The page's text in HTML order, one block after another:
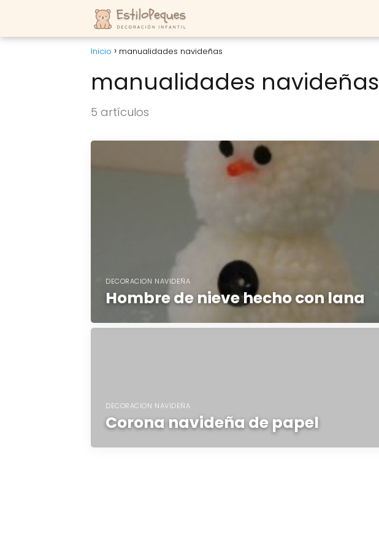
Inicio manualidades navideñas
manualidades navideñas
5 artículos
DECORACION NAVIDEÑA
Hombre de nieve hecho con lana
DECORACION NAVIDEÑA
Corona navideña de papel